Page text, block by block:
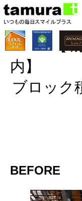
【
ブロック
BEFORE